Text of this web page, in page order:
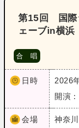
第15回 国際
ェーブin横浜
合 唱
日時
2026
開演
会場 神奈川